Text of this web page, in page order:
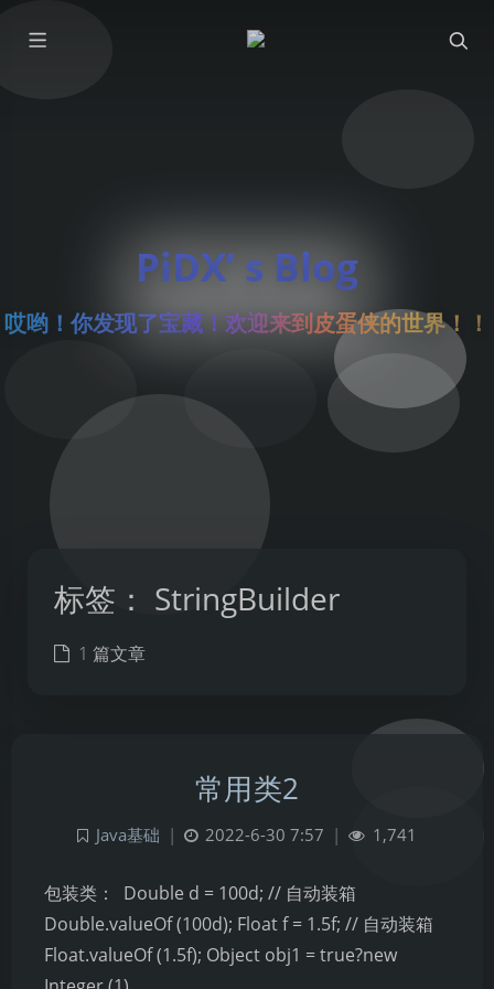
PiDX’ s Blog
哎哟！你发现了宝藏！欢迎来到皮蛋侠的世界！！
夜间模式
标签： StringBuilder
1 篇文章
常用类2
Java基础 2022-6-30 7:57 1,741
包装类： ​ Double d = 100d; // 自动装箱
Double.valueOf (100d); Float f = 1.5f; // 自动装箱
Float.valueOf (1.5f); Object obj1 = true?new